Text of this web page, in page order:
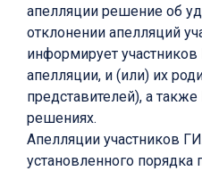
апелляции решение об
отклонении апелляций
информирует
апелляции, и (или) их
представителей), а
решениях.
Апелляции участников
установленного